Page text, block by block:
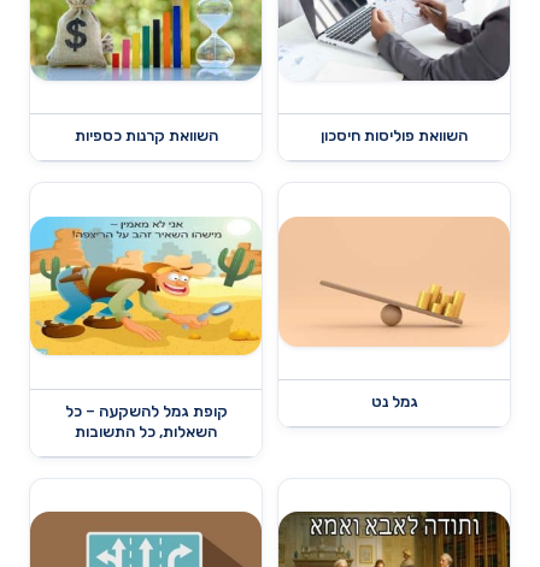
השוואת פוליסות חיסכון השוואת קרנות כספיות
גמל נט
קופת גמל להשקעה – כל
השאלות, כל התשובות